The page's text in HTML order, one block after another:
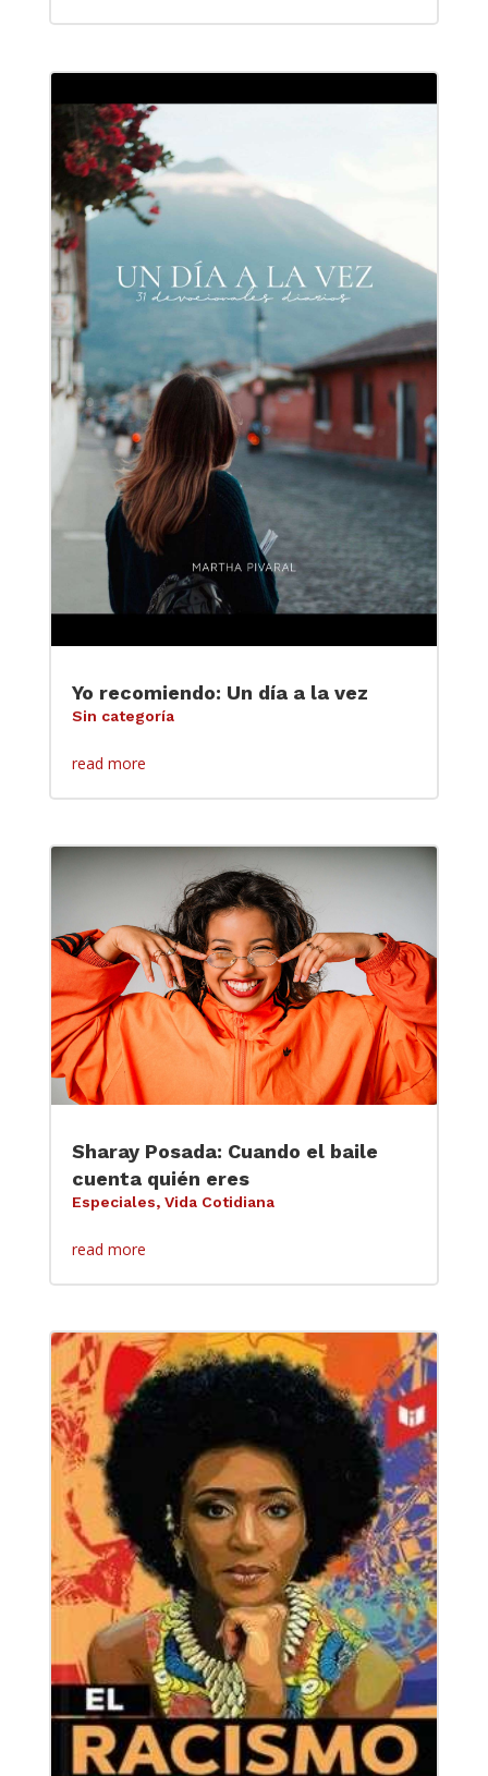
Yo recomiendo: Un día a la vez
Sin categoría
read more
Sharay Posada: Cuando el baile
cuenta quién eres
Especiales, Vida Cotidiana
read more